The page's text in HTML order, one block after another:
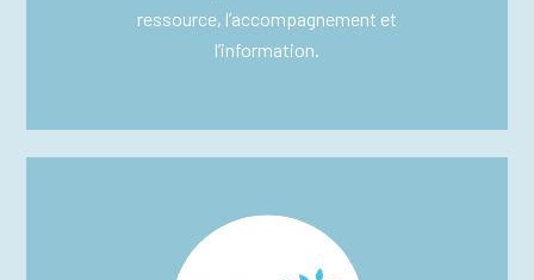
ressource, l’accompagnement et
l’information.